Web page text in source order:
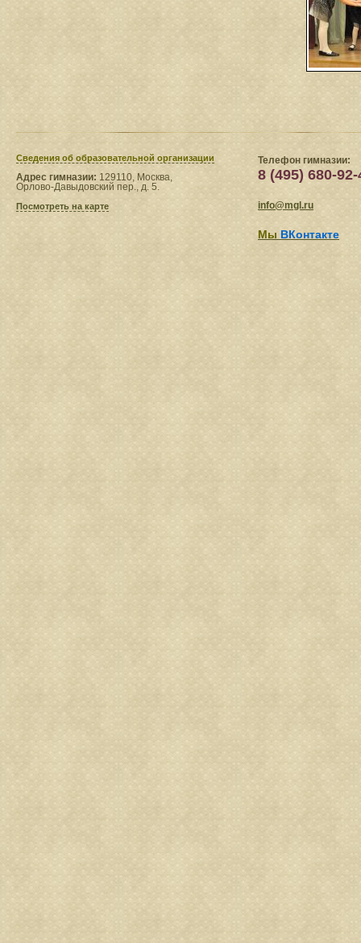
Сведения​ об образовательной организации
Адрес гимназии: 129110, Москва,
Орлово-Давыдовский пер., д. 5.
Посмотреть на карте
Телефон гимназии:
8 (495) 680-92-
info@mgl.ru
Мы ВКонтакте